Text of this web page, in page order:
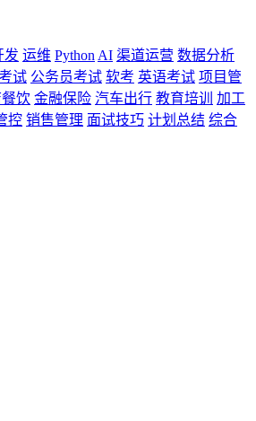
发 运维 Python AI 渠道运营 数据分析
试 公务员考试 软考 英语考试 项目管
饮 金融保险 汽车出行 教育培训
加工
控 销售管理 面试技巧 计划总结 综合